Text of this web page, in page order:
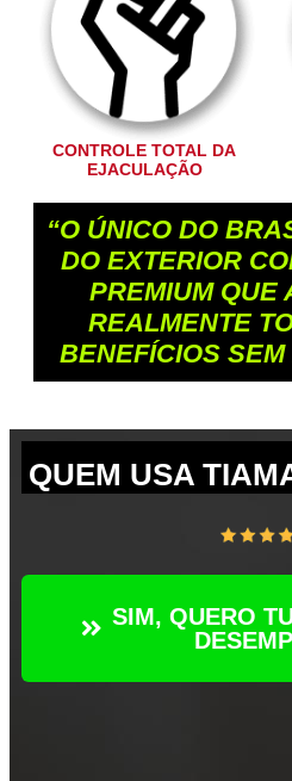
CONTROLE TOTAL DA
EJACULAÇÃO
“O ÚNICO DO
DO EXTERIOR
PREMIUM QUE
REALMENTE
BENEFÍCIOS
QUEM USA
SIM, QUERO